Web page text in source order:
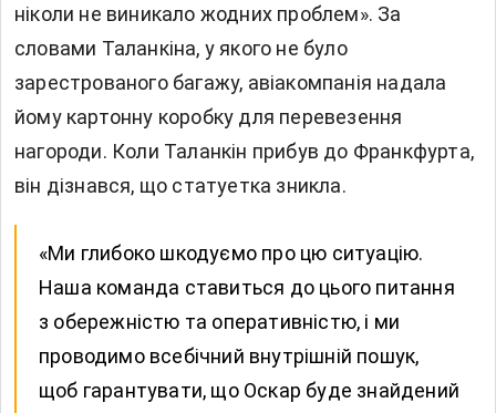
ніколи не виникало жодних проблем». За
словами Таланкіна, у якого не було
зарестрованого багажу, авіакомпанія надала
йому картонну коробку для перевезення
нагороди. Коли Таланкін прибув до Франкфурта,
він дізнався, що статуетка зникла.
«Ми глибоко шкодуємо про цю ситуацію.
Наша команда ставиться до цього питання
з обережністю та оперативністю, і ми
проводимо всебічний внутрішній пошук,
щоб гарантувати, що Оскар буде знайдений